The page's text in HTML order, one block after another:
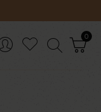
0